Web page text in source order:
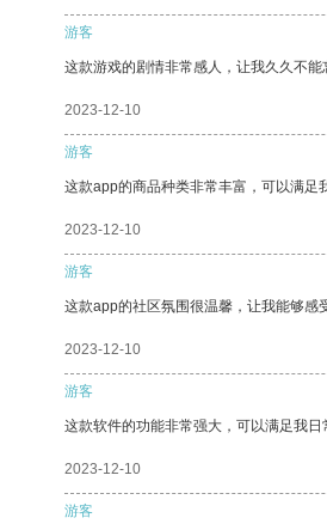
游客
这款游戏的剧情非常感人，让我久久不能
2023-12-10
游客
这款app的商品种类非常丰富，可以满足
2023-12-10
游客
这款app的社区氛围很温馨，让我能够感
2023-12-10
游客
这款软件的功能非常强大，可以满足我日
2023-12-10
游客